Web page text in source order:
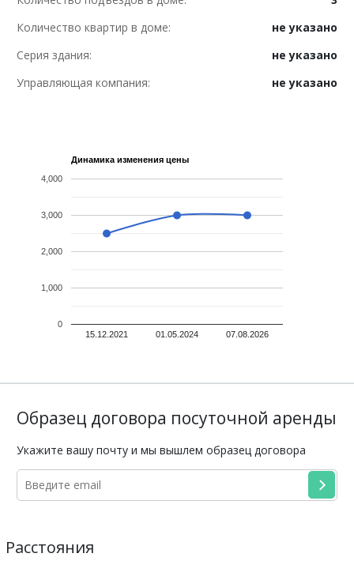
Количество квартир в доме:
не указано
Серия здания:
не указано
Управляющая компания:
не указано
Динамика изменения цены
15.12.2021 01.05.2024 07.08.2026
0
1,000
2,000
3,000
4,000
Образец договора посуточной аренды
Укажите вашу почту и мы вышлем образец договора
Расстояния